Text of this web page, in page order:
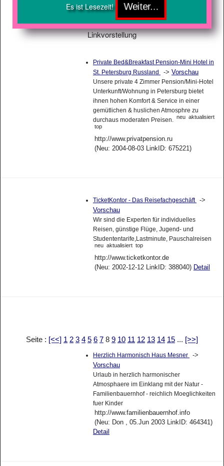
Es ist Lesezeit!
Linkvorstellung
Private Bed&Breakfast Pension-Mini Hotel in
St. Petersburg Russland
-> Vorschau
Unsere private 4 Zimmer Pension/Mini-Hotel
Unterkunft/Wohnung in Petersburg bietet
ihnen hohen Komfort & Service in einer
gemütlichen & huslichen Atmosphre zu
durchaus moderaten Preisen. neu aktualisiert
top
http://www.privatpension.ru
(Neu: 2004-08-03 LinkID: 675221)
TicketKontor - Das Reisefachgeschäft ->
Vorschau
Wir sind die Experten für individuelles
Reisen, günstige Flüge, Jugend- und
Studententarife,Lastminute, Pauschalreisen
neu aktualisiert top
http://www.ticketkontor.de
(Neu: 2002-12-12 LinkID: 388040) Detail
Seite : [<<] 1 2 3 4 5 6 7 8 9 10 11 12 13 14 15 ... [>>]
Herzlich Harmonisch Haus Mesner
->
Vorschau
Urlaub in herzlich harmonischer
Atmosphaere im Einklang mit der Natur -
Familienbauernhof - reichlich Moeglichkeiten
fuer Kinder
http://www.familienbauernhof.info
(Neu: Don , 05.Jun 2003 LinkID: 464341)
Detail